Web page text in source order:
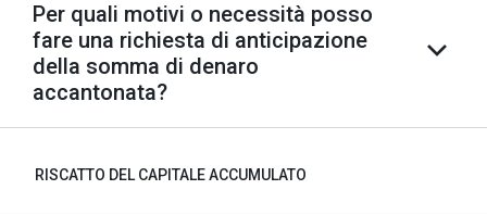
Per quali motivi o necessità posso
fare una richiesta di anticipazione
della somma di denaro
accantonata?
RISCATTO DEL CAPITALE ACCUMULATO